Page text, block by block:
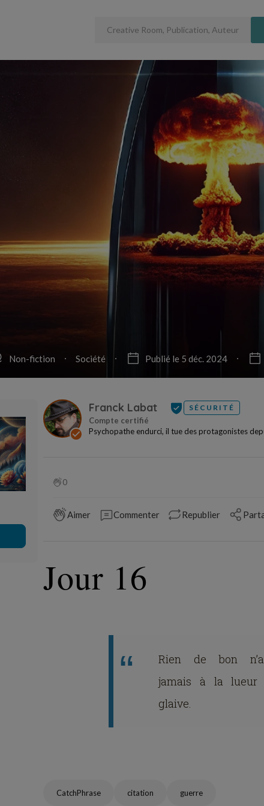
Non-fiction Société Publié le 5 déc. 2024
Franck Labat SÉCURITÉ
Psychopathe endurci, il tue des protagonistes
0
Aimer Commenter Republier
Jour 16
Rien de bon
jamais à la lueur
glaive.
CatchPhrase citation guerre